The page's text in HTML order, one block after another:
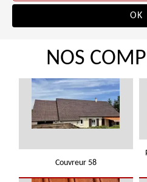
NOS
Couvreur 58